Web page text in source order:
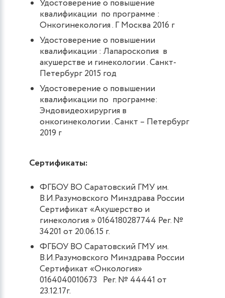
Удостоверение о повышение
квалификации по программе :
Онкогинекология . Г Москва 2016 г
Удостоверение о повышении
квалификации : Лапароскопия в
акушерстве и гинекологии . Санкт-
Петербург 2015 год
Удостоверение о повышении
квалификации по программе:
Эндовидеохирургия в
онкогинекологии . Санкт – Петербург
2019 г
Сертификаты:
ФГБОУ ВО Саратовский ГМУ им.
В.И.Разумовского Минздрава России
Сертификат «Акушерство и
гинекология » 0164180287744 Рег. №
34201 от 20.06.15 г.
ФГБОУ ВО Саратовский ГМУ им.
В.И.Разумовского Минздрава России
Сертификат «Онкология»
0164040010673 Рег. № 44441 от
23.12.17г.